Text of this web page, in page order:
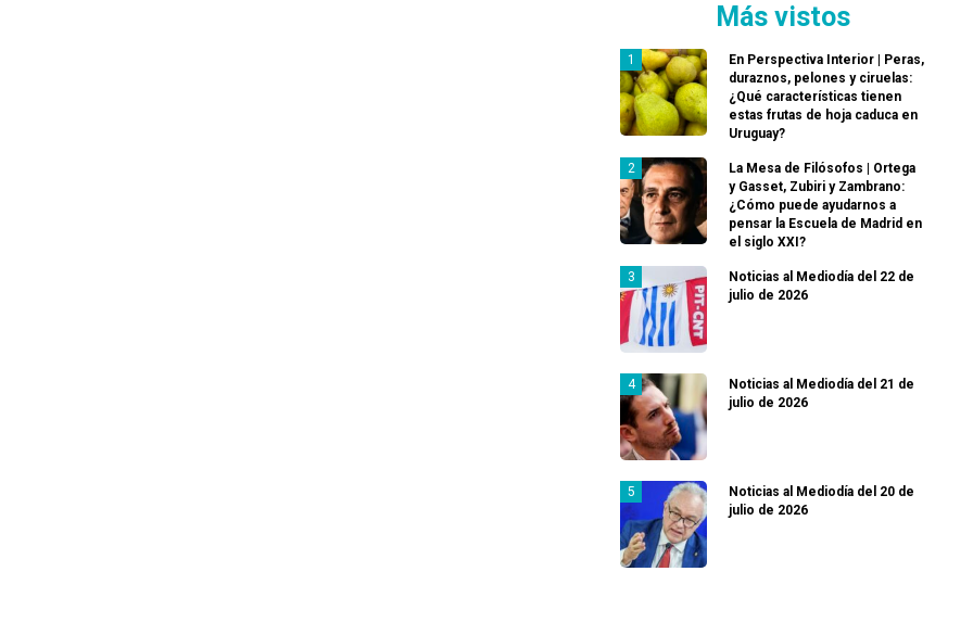
Más vistos
En Perspectiva Interior | Peras,
duraznos, pelones y ciruelas:
¿Qué características tienen
estas frutas de hoja caduca en
Uruguay?
La Mesa de Filósofos | Ortega
y Gasset, Zubiri y Zambrano:
¿Cómo puede ayudarnos a
pensar la Escuela de Madrid en
el siglo XXI?
Noticias al Mediodía del 22 de
julio de 2026
Noticias al Mediodía del 21 de
julio de 2026
Noticias al Mediodía del 20 de
julio de 2026